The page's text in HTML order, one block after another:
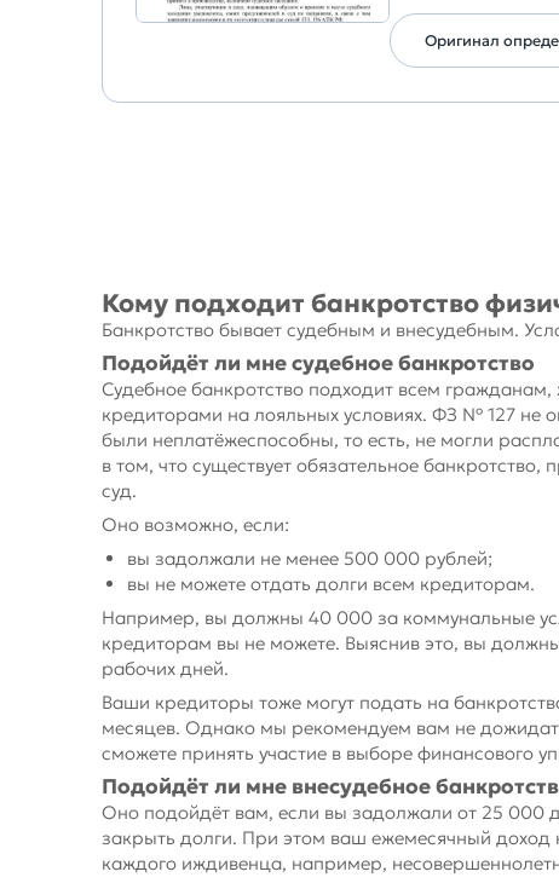
Оригинал
Кому подходит банкротство
Банкротство бывает судебным и внесудебным.
Подойдёт ли мне судебное банкротство
Судебное банкротство подходит всем
кредиторами на лояльных условиях. ФЗ № 127 не
были неплатёжеспособны, то есть, не могли
в том, что существует обязательное
суд.
Оно возможно, если:
вы задолжали не менее 500 000 рублей;
вы не можете отдать долги всем кредиторам.
Например, вы должны 40 000 за коммунальные
кредиторам вы не можете. Выяснив это, вы
рабочих дней.
Ваши кредиторы тоже могут подать на
месяцев. Однако мы рекомендуем вам не
сможете принять участие в выборе финансового
Подойдёт ли мне внесудебное
Оно подойдёт вам, если вы задолжали от 25 000
закрыть долги. При этом ваш ежемесячный
каждого иждивенца, например,